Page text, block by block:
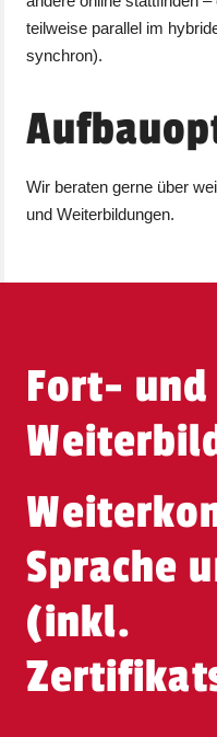
teilweise parallel im
synchron).
Wir beraten gerne über
und Weiterbildungen.
Fort- und
Sprache
(inkl.